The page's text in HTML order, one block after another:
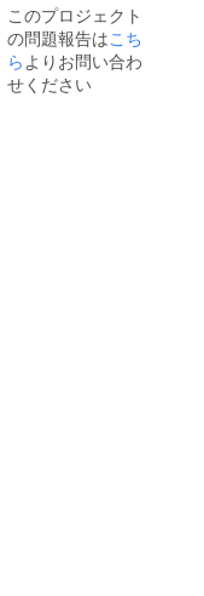
このプロジェクト
の問題報告はこち
ら よりお問い合わ
せください